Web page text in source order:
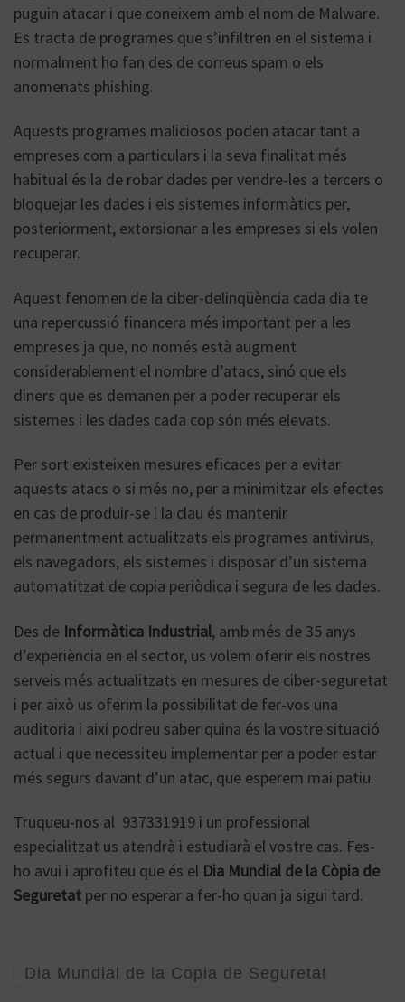
puguin atacar i que coneixem amb el nom de Malware.
Es tracta de programes que s’infiltren en el sistema i
normalment ho fan des de correus spam o els
anomenats phishing.
Aquests programes maliciosos poden atacar tant a
empreses com a particulars i la seva finalitat més
habitual és la de robar dades per vendre-les a tercers o
bloquejar les dades i els sistemes informàtics per,
posteriorment, extorsionar a les empreses si els volen
recuperar.
Aquest fenomen de la ciber-delinqüència cada dia te
una repercussió financera més important per a les
empreses ja que, no només està augment
considerablement el nombre d’atacs, sinó que els
diners que es demanen per a poder recuperar els
sistemes i les dades cada cop són més elevats.
Per sort existeixen mesures eficaces per a evitar
aquests atacs o si més no, per a minimitzar els efectes
en cas de produir-se i la clau és mantenir
permanentment actualitzats els programes antivirus,
els navegadors, els sistemes i disposar d’un sistema
automatitzat de copia periòdica i segura de les dades.
Des de Informàtica Industrial, amb més de 35 anys
d’experiència en el sector, us volem oferir els nostres
serveis més actualitzats en mesures de ciber-seguretat
i per això us oferim la possibilitat de fer-vos una
auditoria i així podreu saber quina és la vostre situació
actual i que necessiteu implementar per a poder estar
més segurs davant d’un atac, que esperem mai patiu.
Truqueu-nos al 937331919 i un professional
especialitzat us atendrà i estudiarà el vostre cas. Fes-
ho avui i aprofiteu que és el Dia Mundial de la Còpia de
Seguretat per no esperar a fer-ho quan ja sigui tard.
Dia Mundial de la Copia de Seguretat